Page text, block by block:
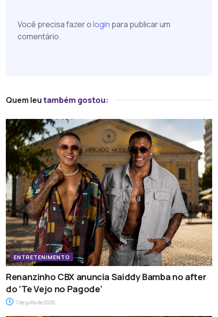
Você precisa fazer ologin para publicar um
comentário.
Quem leutambém gostou:
ENTRETENIMENTO
Renanzinho CBX anuncia Saiddy Bamba no after
do ‘Te Vejo no Pagode’
7 de julho de 2026